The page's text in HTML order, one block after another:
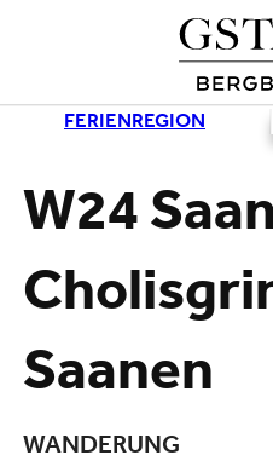
FERIENREGION
W24
Saanen
WANDERUNG